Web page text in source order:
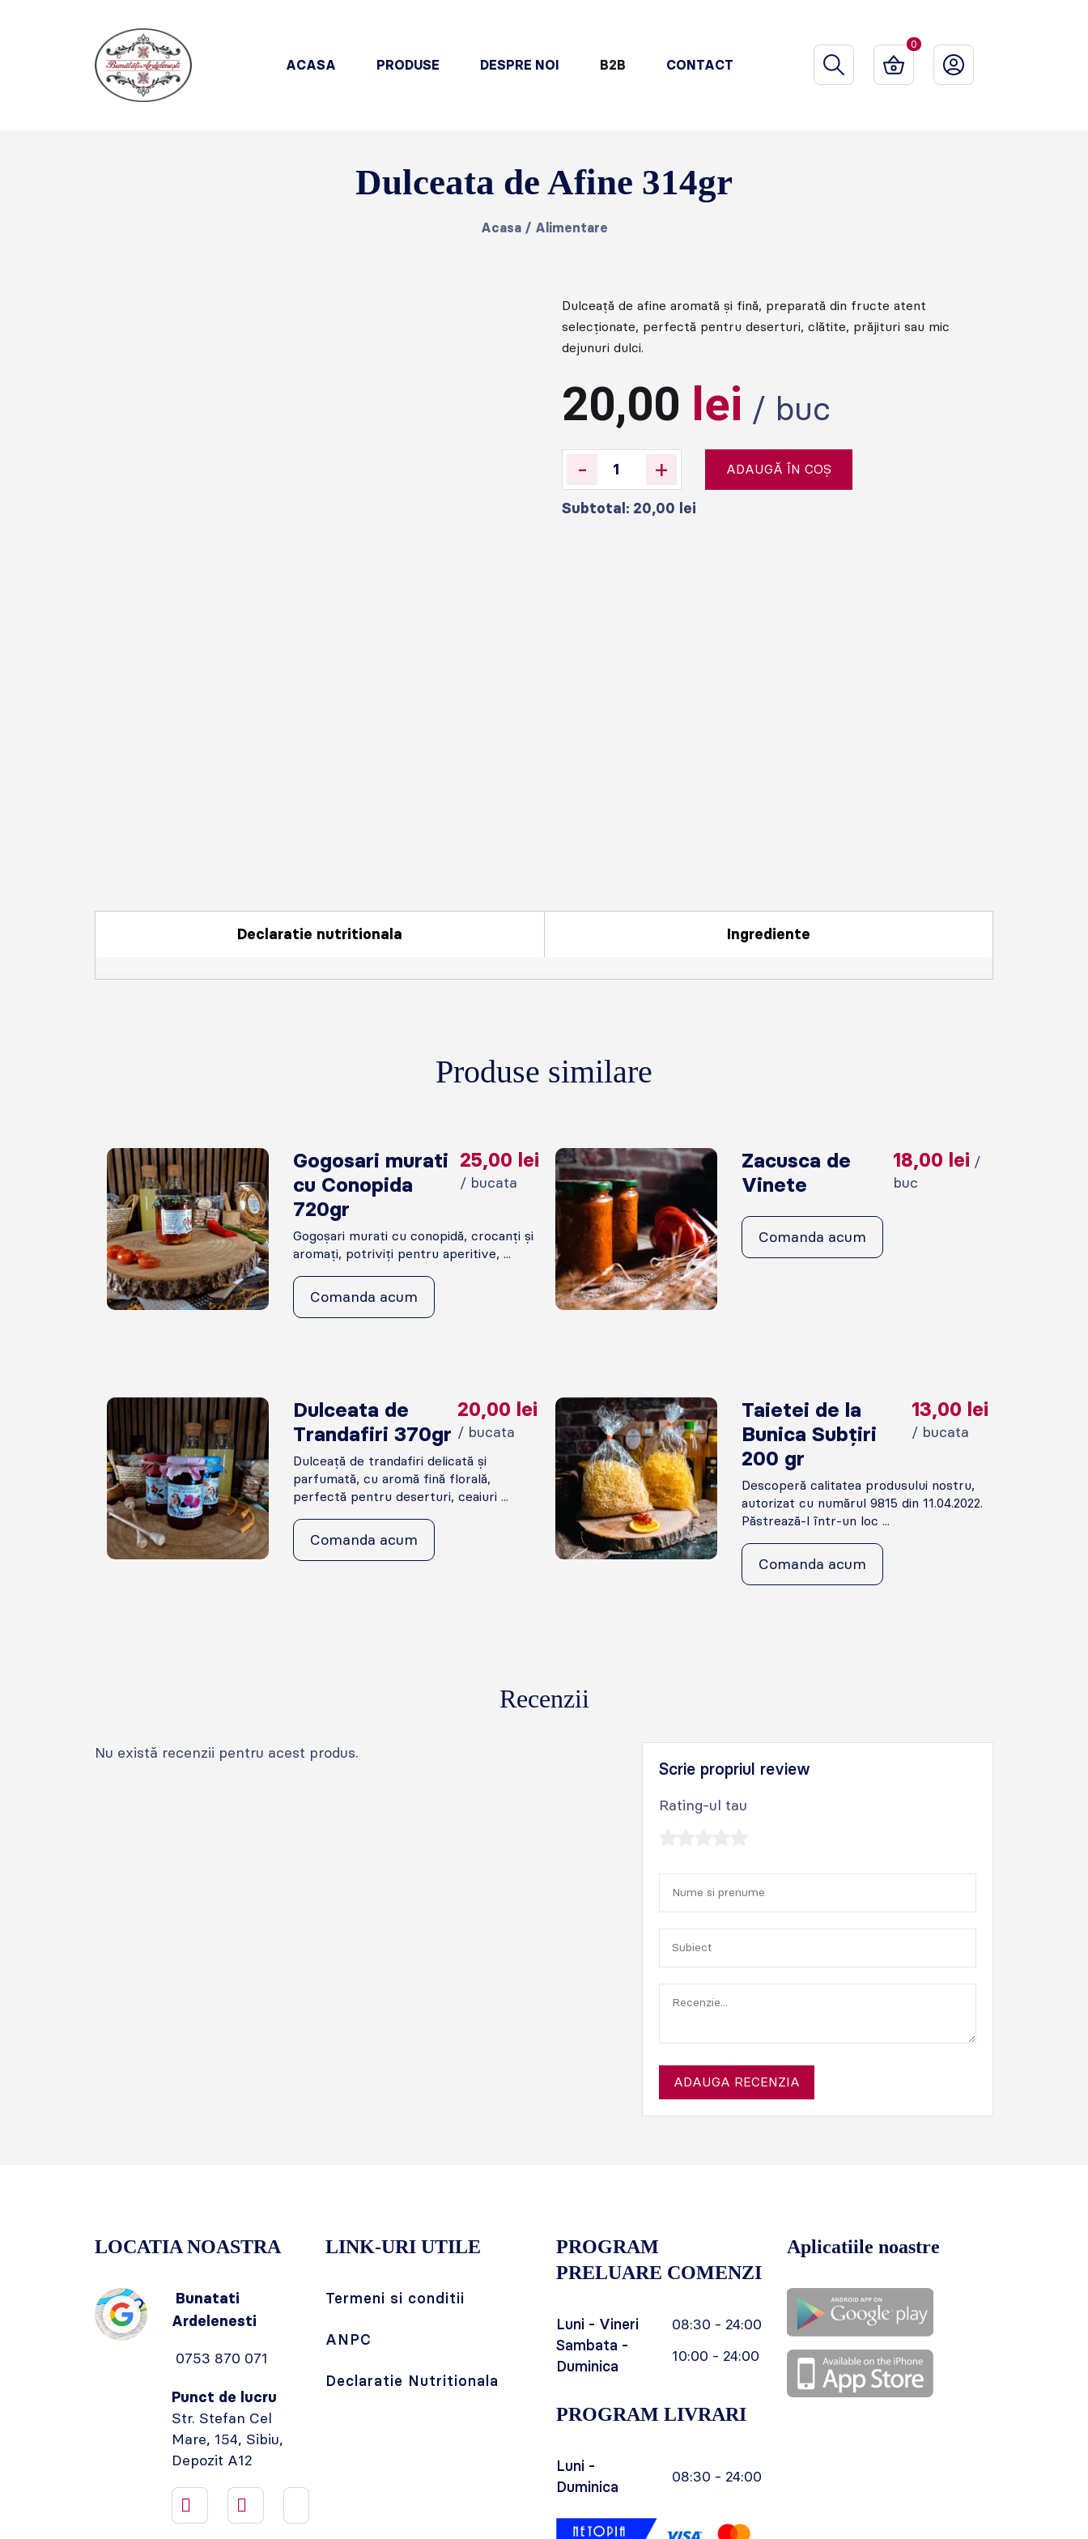
ACASA PRODUSE DESPRE NOI B2B CONTACT
0
Dulceata de Afine 314gr
Acasa/ Alimentare
Dulceață de afine aromată și fină, preparată din fructe atent
selecționate, perfectă pentru deserturi, clătite, prăjituri sau mic
dejunuri dulci.
20,00 lei / buc
- + ADAUGĂ ÎN COȘ
Subtotal: 20,00 lei
Declaratie nutritionala Ingrediente
Produse similare
Gogosari murati
cu Conopida
720gr
25,00 lei
/ bucata
Gogoșari murati cu conopidă, crocanți și
aromați, potriviți pentru aperitive, ...
Comanda acum
Zacusca de
Vinete
18,00 lei /
buc
Comanda acum
Dulceata de
Trandafiri 370gr
20,00 lei
/ bucata
Dulceață de trandafiri delicată și
parfumată, cu aromă fină florală,
perfectă pentru deserturi, ceaiuri ...
Comanda acum
Taietei de la
Bunica Subțiri
200 gr
13,00 lei
/ bucata
Descoperă calitatea produsului nostru,
autorizat cu numărul 9815 din 11.04.2022.
Păstrează-l într-un loc ...
Comanda acum
Recenzii
Nu există recenzii pentru acest produs.
Scrie propriul review
Rating-ul tau
ADAUGA RECENZIA
LOCATIA NOASTRA
Bunatati
Ardelenesti
0753 870 071
Punct de lucru
Str. Stefan Cel
Mare, 154, Sibiu,
Depozit A12
LINK-URI UTILE
Termeni si conditii
ANPC
Declaratie Nutritionala
PROGRAM
PRELUARE COMENZI
Luni - Vineri
08:30 - 24:00
Sambata -
Duminica
10:00 - 24:00
PROGRAM LIVRARI
Luni -
Duminica
08:30 - 24:00
Aplicatiile noastre